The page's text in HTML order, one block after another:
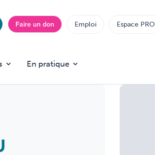
Faire un don Emploi Espace PRO
En pratique